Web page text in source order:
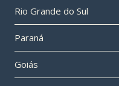
Rio Grande do Sul
Paraná
Goiás